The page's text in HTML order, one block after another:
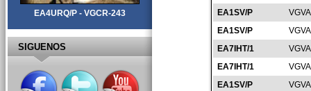
EA1SV/P
EA1SV/P
EA7IHT/1
EA7IHT/1
EA1SV/P
EA4URQ/P - VGCR-243
SIGUENOS